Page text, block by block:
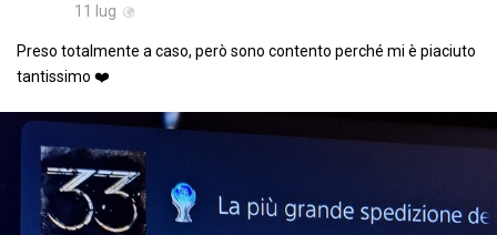
11 lug
Preso totalmente a caso, però sono contento perché mi è piaciuto
tantissimo ❤️